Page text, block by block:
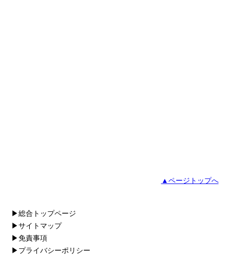
▲ページトップへ
▶総合トップページ
▶サイトマップ
▶免責事項
▶プライバシーポリシー